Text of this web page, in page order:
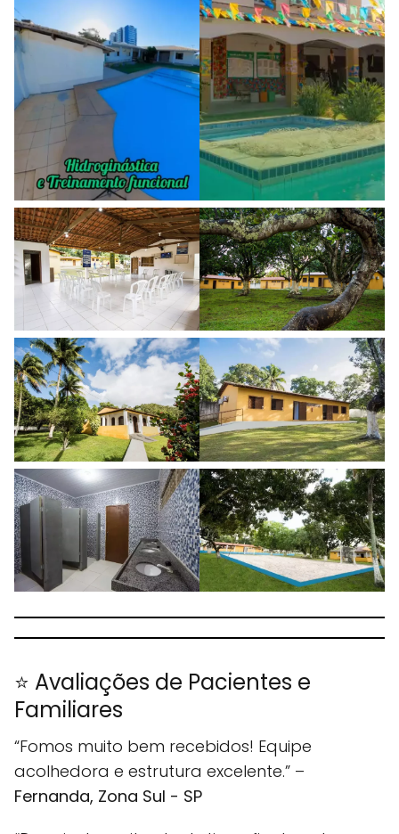
⭐ Avaliações de Pacientes e
Familiares
“Fomos muito bem recebidos! Equipe
acolhedora e estrutura excelente.” –
Fernanda, Zona Sul - SP